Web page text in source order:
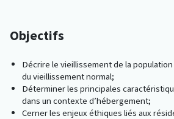
Objectifs
Décrire le vieillissement de la
du vieillissement normal;
Déterminer les principales
dans un contexte d’hébergement;
Cerner les enjeux éthiques liés aux